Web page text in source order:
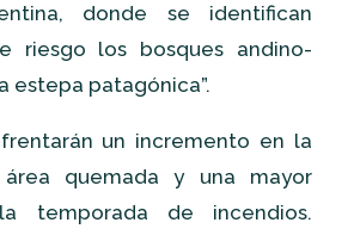
donde se identifican
riesgo los bosques andino-
estepa patagónica”.
un incremento en la
quemada y una mayor
temporada de incendios.